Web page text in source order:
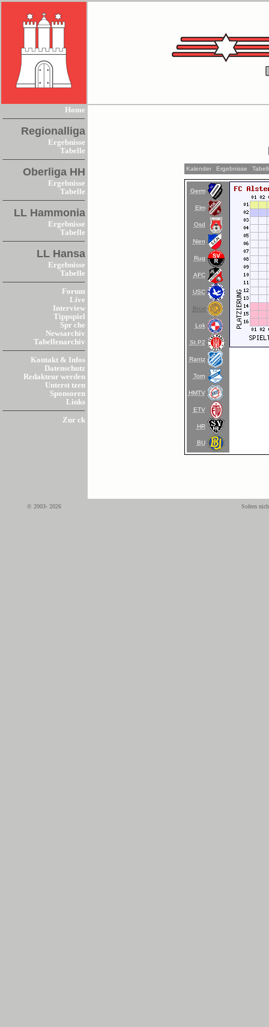
Home
Regionalliga
Ergebnisse
Tabelle
Oberliga HH
Ergebnisse
Tabelle
LL Hammonia
Ergebnisse
Tabelle
LL Hansa
Ergebnisse
Tabelle
Forum
Live
Interview
Tippspiel
Spr che
Newsarchiv
Tabellenarchiv
Kontakt & Infos
Datenschutz
Redakteur werden
Unterst tzen
Sponsoren
Links
Zur ck
Kalender Ergebnisse
Germ
Elm
Osd
Nien
Rug
AFC
USC
Brüd
Lok
St.P2
Rantz
Torn
HMTV
ETV
HR
BU
© 2003- 2026 Sofern